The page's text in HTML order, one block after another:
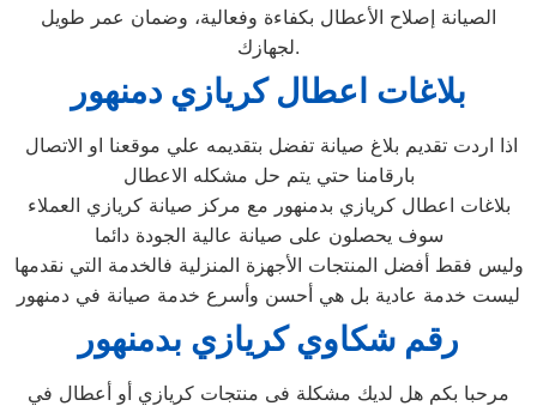
الصيانة إصلاح الأعطال بكفاءة وفعالية، وضمان عمر طويل
لجهازك.
بلاغات اعطال كريازي دمنهور
بارقامنا حتي يتم حل مشكله الاعطال
بلاغات اعطال كريازي بدمنهور مع مركز صيانة كريازي العملاء
سوف يحصلون على صيانة عالية الجودة دائما
وليس فقط أفضل المنتجات الأجهزة المنزلية فالخدمة التي نقدمها
ليست خدمة عادية بل هي أحسن وأسرع خدمة صيانة في دمنهور
رقم شكاوي كريازي بدمنهور
مرحبا بكم هل لديك مشكلة فى منتجات كريازي أو أعطال في